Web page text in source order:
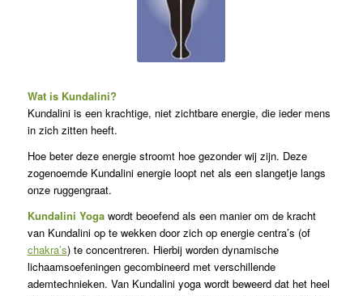
Wat is Kundalini?
Kundalini is een krachtige, niet zichtbare energie, die ieder mens
in zich zitten heeft.
Hoe beter deze energie stroomt hoe gezonder wij zijn. Deze
zogenoemde Kundalini energie loopt net als een slangetje langs
onze ruggengraat.
Kundalini Yoga wordt beoefend als een manier om de kracht
van Kundalini op te wekken door zich op energie centra’s (of
chakra’s) te concentreren. Hierbij worden dynamische
lichaamsoefeningen gecombineerd met verschillende
ademtechnieken. Van Kundalini yoga wordt beweerd dat het heel